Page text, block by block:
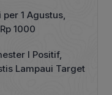
1 Agustus,
1000
I Positif,
Lampaui Target